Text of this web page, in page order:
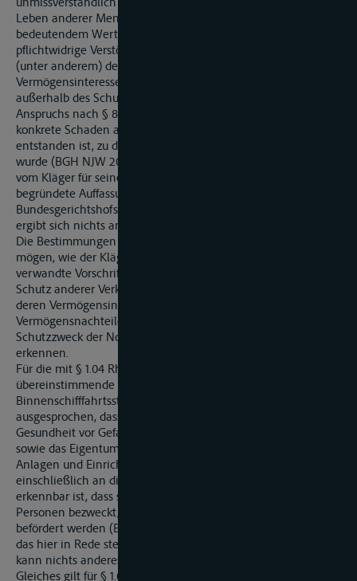
Leben anderer Menschen sowie von fremden Sachen von
bedeutendem Wert vor Gefährdungen durch grob
pflichtwidrige Verstöße gegen Vorschriften zur Sicherung
(unter anderem) des Schiffsverkehrs. Bloße
Vermögensinteressen der Schifffahrttreibenden stehen damit
außerhalb des Schutzzwecks der Norm. Voraussetzung eines
Anspruchs nach § 823 Abs. 2 BGB ist aber stets, dass der
konkrete Schaden aus der Verletzung eines Rechtsguts
entstanden ist, zu dessen Schutz die Rechtsnorm erlassen
wurde (BGH NJW 2004, 356 unter II 2 a cc m. w. N.). Aus der
vom Kläger für seine gegenteilige, allerdings nicht näher
begründete Auffassung angeführten Entscheidung des
Bundesgerichtshofs zu §§ 315, 316 StGB (BGHZ 19, 114, 125)
ergibt sich nichts anderes.
Die Bestimmungen des § 1.04 und des § 1.07 RheinSchPV
mögen, wie der Kläger geltend macht, ebenso wie inhaltlich
verwandte Vorschriften der Straßenverkehrsordnung den
Schutz anderer Verkehrsteilnehmer bezwecken. Dass auch
deren Vermögensinteressen – konkret die Vermeidung von
Vermögensnachteilen durch Nutzungsausfall – vom
Schutzzweck der Normen umfasst würden, ist jedoch nicht zu
erkennen.
Für die mit § 1.04 RheinSchPV inhaltlich im Wesentlichen
übereinstimmende Vorschrift des § 1.04 der
Binnenschifffahrtsstraßenordnung hat der Bundesgerichtshof
ausgesprochen, dass die Vorschrift das Leben und die
Gesundheit vor Gefahr, die Schifffahrt vor Behinderungen
sowie das Eigentum an Fahrzeugen, Schwimmkörpern,
Anlagen und Einrichtungen an und in der Wasserstraße
einschließlich an dieser selbst schützen will, hingegen nicht
erkennbar ist, dass sie auch den Schutz des Vermögens der
Personen bezweckt, deren Güter auf der Wasserstraße
befördert werden (BGH VersR 1979, 905 unter 4). In Bezug auf
das hier in Rede stehende Vermögensinteresse des Klägers
kann nichts anderes angenommen werden.
Gleiches gilt für § 1.07 RheinSchPV. Die in dieser Bestimmung